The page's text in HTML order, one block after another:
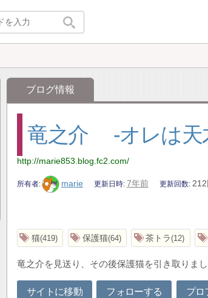
ブログ情報
竜之介 -オレは天
http://marie853.blog.fc2.com/
所有者 marie 更新日時 7年前 更新回数 212
猫 419 保護猫 64 茶トラ 12
竜之介を見送り、その後保護猫を引き取りま
サイトに移動 フォローする プロ